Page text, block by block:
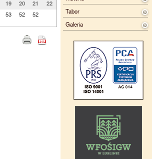
Tabor
Galeria
19 20 21
22
53 52 52